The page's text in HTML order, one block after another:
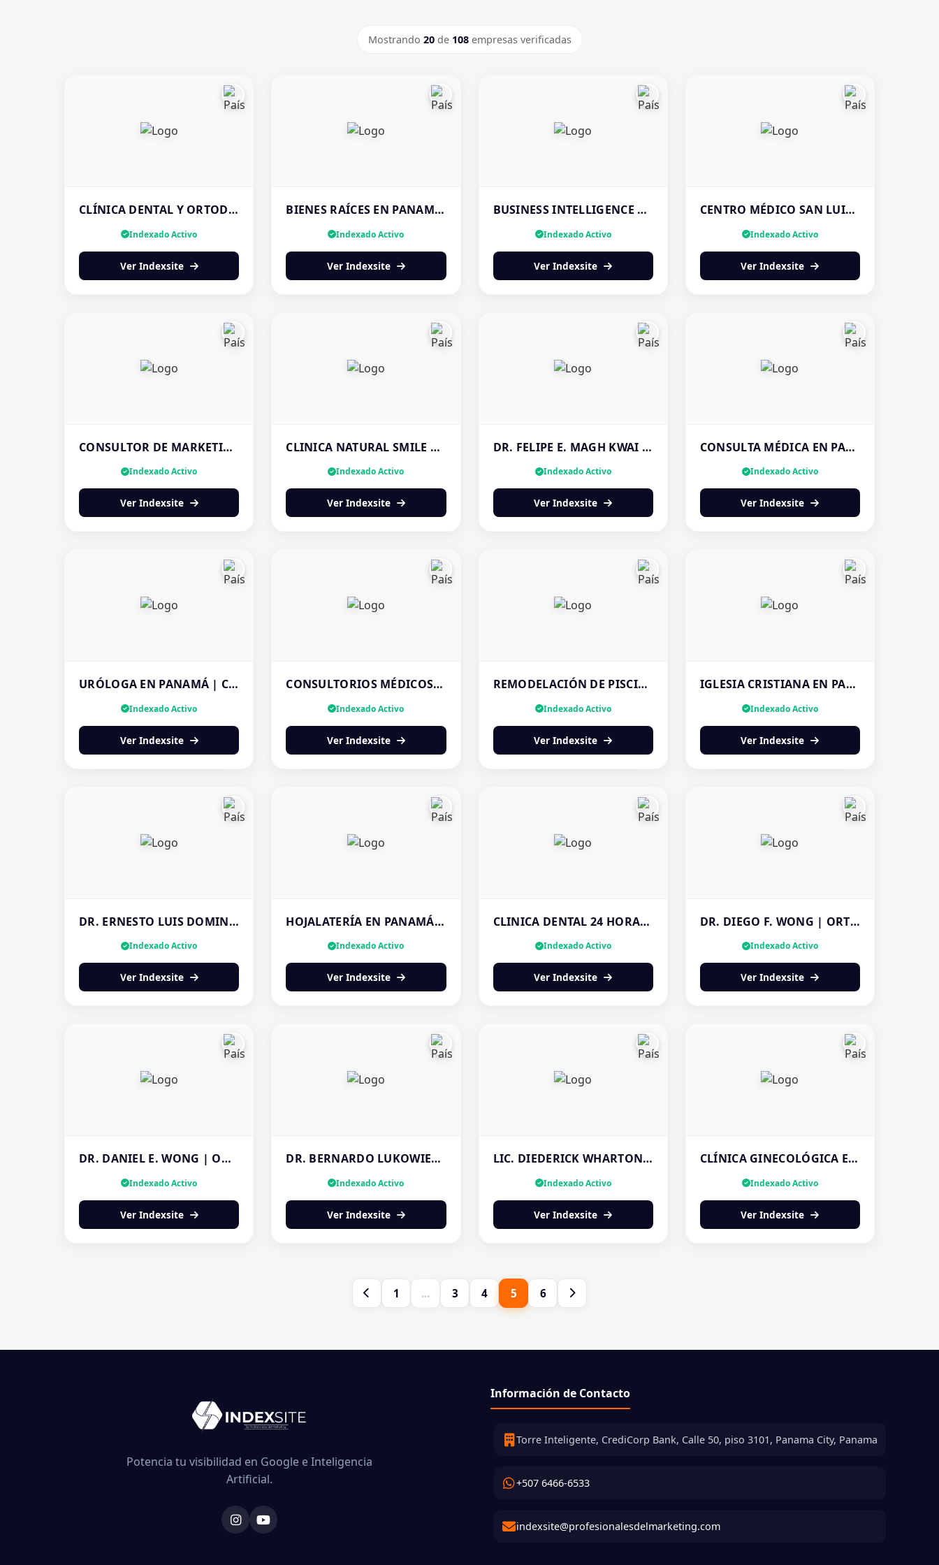
Mostrando 20de 108empresas verificadas
CLÍNICA DENTAL Y ORTODONCIA EN LA CHORRERA | ODONTOLOGÍA — ¡AGENDA!
Indexado Activo
Ver Indexsite
BIENES RAÍCES EN PANAMÁ | COMPRA, VENTA Y ALQUILER — ¡CONTÁCTANOS!
Indexado Activo
Ver Indexsite
BUSINESS INTELLIGENCE EN PANAMÁ | ANÁLISIS DE DATOS — ¡CONTÁCTANOS!
Indexado Activo
Ver Indexsite
CENTRO MÉDICO SAN LUIS | CLÍNICA PANAMÁ
Indexado Activo
Ver Indexsite
CONSULTOR DE MARKETING DIGITAL EN PANAMÁ | ROGER RUIZ
Indexado Activo
Ver Indexsite
CLINICA NATURAL SMILE | DISEÑO DE SONRISA PANAMÁ
Indexado Activo
Ver Indexsite
DR. FELIPE E. MAGH KWAI BEN ESPECIALISTA EN PERIODONCIA
Indexado Activo
Ver Indexsite
CONSULTA MÉDICA EN PANAMÁ | ATENCIÓN PROFESIONAL — ¡AGENDA TU CITA!
Indexado Activo
Ver Indexsite
URÓLOGA EN PANAMÁ | CONSULTA Y SALUD ESPECIALIZADA — ¡AGENDA TU CITA!
Indexado Activo
Ver Indexsite
CONSULTORIOS MÉDICOS SAN JUDAS TADEO 2
Indexado Activo
Ver Indexsite
REMODELACIÓN DE PISCINAS EN PANAMÁ | REPARACIÓN — ¡COTIZA TU PROYECTO!
Indexado Activo
Ver Indexsite
IGLESIA CRISTIANA EN PANAMA | LA GRAN COSECHA
Indexado Activo
Ver Indexsite
DR. ERNESTO LUIS DOMINGUEZ GINECÓLOGO ONCÓLOGO PANAMÁ
Indexado Activo
Ver Indexsite
HOJALATERÍA EN PANAMÁ | TRABAJOS EN ALUMINIO Y METAL — ¡COTIZA HOY!
Indexado Activo
Ver Indexsite
CLINICA DENTAL 24 HORAS PANAMÁ
Indexado Activo
Ver Indexsite
DR. DIEGO F. WONG | ORTODONCISTA EN PANAMÁ
Indexado Activo
Ver Indexsite
DR. DANIEL E. WONG | ODONTOLOGÍA COSMÉTICA PANAMÁ
Indexado Activo
Ver Indexsite
DR. BERNARDO LUKOWIECKI | DISEÑO DE SONRISA EN PANAMA
Indexado Activo
Ver Indexsite
LIC. DIEDERICK WHARTON | FISIOTERAPEUTA PANAMÁ
Indexado Activo
Ver Indexsite
CLÍNICA GINECOLÓGICA EN COLÓN | RESERVA TU CUPO HOY
Indexado Activo
Ver Indexsite
1 ... 3 4 5 6
Potencia tu visibilidad en Google e Inteligencia
Artificial.
Información de Contacto
Torre Inteligente, CrediCorp Bank, Calle 50, piso 3101, Panama City, Panama
+507 6466-6533
indexsite@profesionalesdelmarketing.com